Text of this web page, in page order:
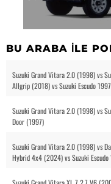
BU ARABA ILE
Suzuki Grand Vitara 2.0 (1998) vs
Allgrip (2018) vs Suzuki Escudo
Suzuki Grand Vitara 2.0 (1998) vs
Door (1997)
Suzuki Grand Vitara 2.0 (1998) vs
Hybrid 4x4 (2024) vs Suzuki